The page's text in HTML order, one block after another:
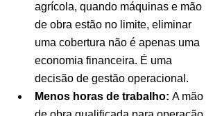
agrícola, quando máquinas e mão
de obra estão no limite, eliminar
uma cobertura não é apenas uma
economia financeira. É uma
decisão de gestão operacional.
Menos horas de trabalho: A mão